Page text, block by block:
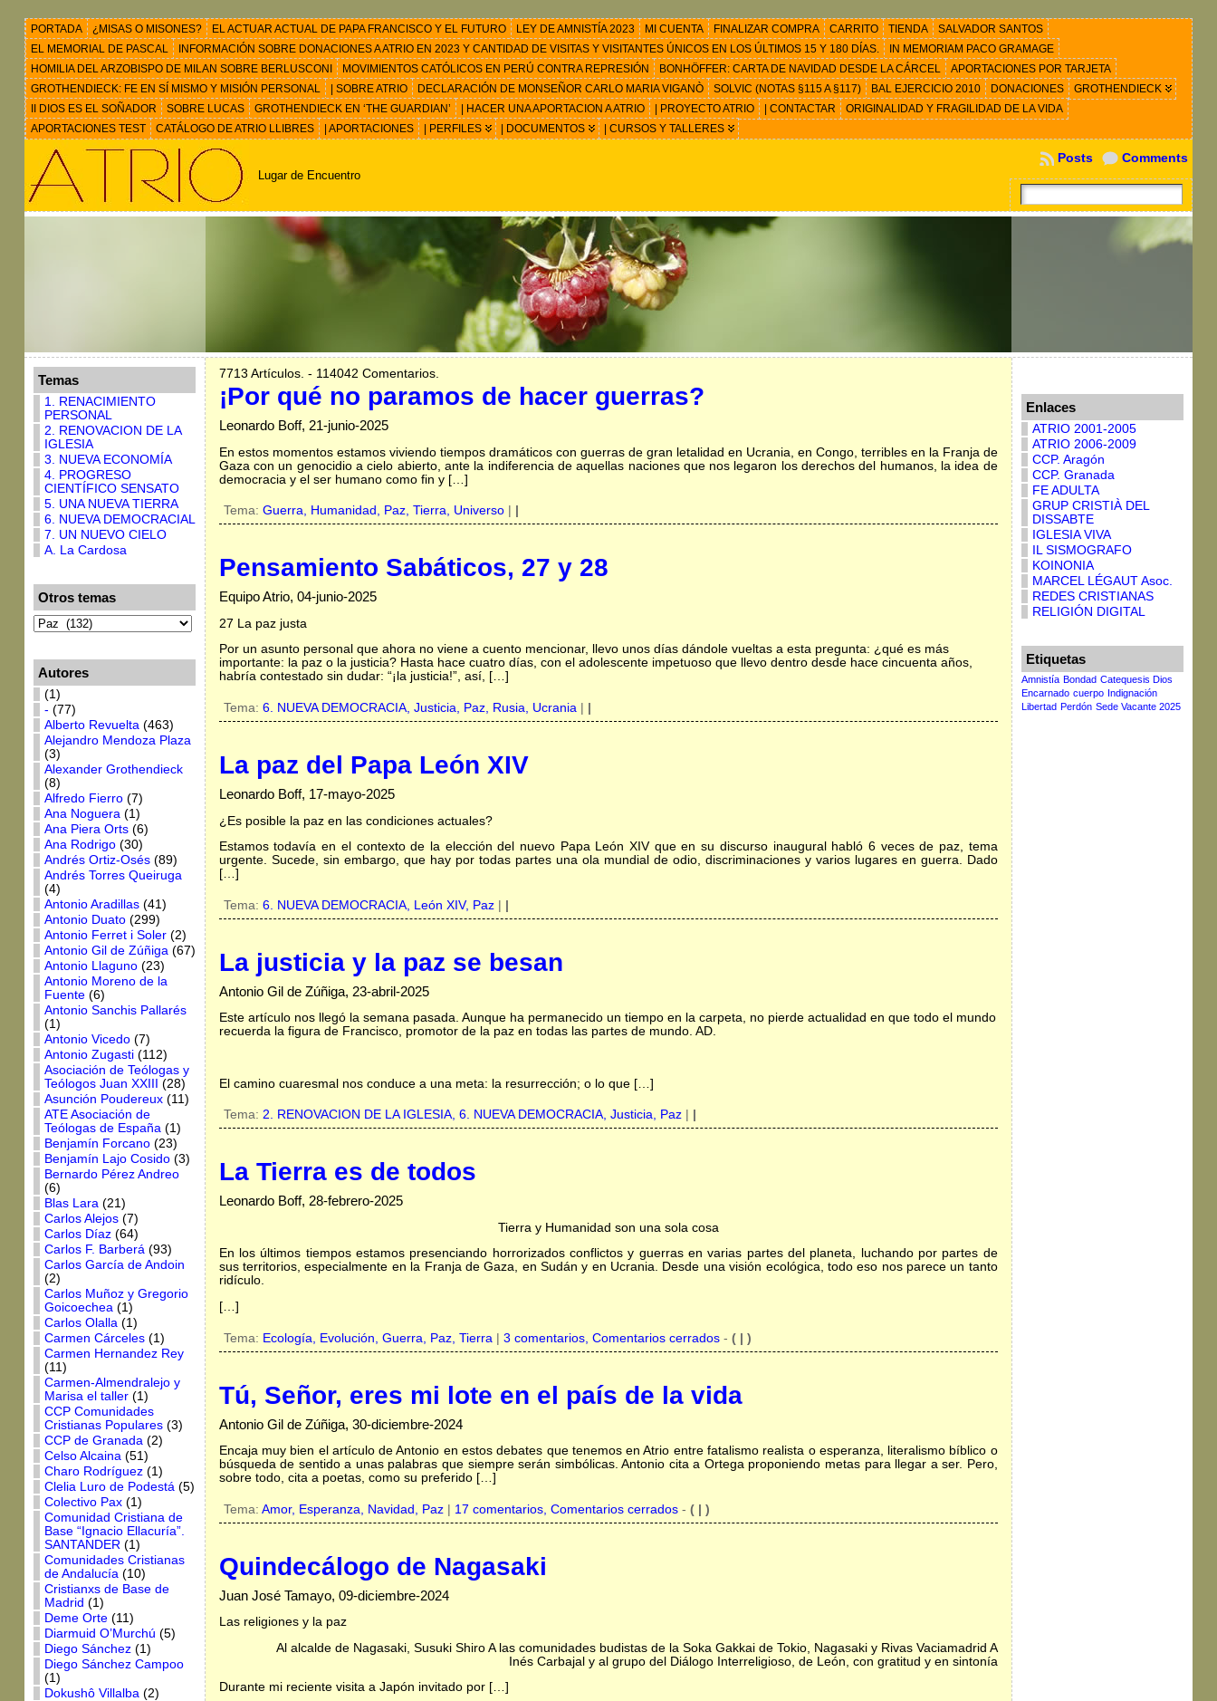
PORTADA ¿MISAS O MISONES? EL ACTUAR ACTUAL DE PAPA FRANCISCO Y EL FUTURO LEY DE AMNISTÍA 2023 MI CUENTA FINALIZAR COMPRA CARRITO TIENDA
SALVADOR SANTOS
EL MEMORIAL DE PASCAL
INFORMACIÓN SOBRE DONACIONES A ATRIO EN 2023 Y CANTIDAD DE VISITAS Y VISITANTES ÚNICOS EN LOS ÚLTIMOS 15 Y 180 DÍAS.
IN MEMORIAM PACO GRAMAGE
HOMILIA DEL ARZOBISPO DE MILAN SOBRE BERLUSCONI
MOVIMIENTOS CATÓLICOS EN PERÚ CONTRA REPRESIÓN BONHÖFFER: CARTA DE NAVIDAD DESDE LA CÁRCEL
APORTACIONES POR TARJETA
GROTHENDIECK: FE EN SÍ MISMO Y MISIÓN PERSONAL
| SOBRE ATRIO DECLARACIÓN DE MONSEÑOR CARLO MARIA VIGANÒ SOLVIC (NOTAS §115 A §117) BAL EJERCICIO 2010 DONACIONES
GROTHENDIECK
II DIOS ES EL SOÑADOR
SOBRE LUCAS GROTHENDIECK EN ‘THE GUARDIAN’ | HACER UNA APORTACION A ATRIO | PROYECTO ATRIO | CONTACTAR
ORIGINALIDAD Y FRAGILIDAD DE LA VIDA
APORTACIONES TEST
CATÁLOGO DE ATRIO LLIBRES | APORTACIONES | PERFILES | DOCUMENTOS | CURSOS Y TALLERES
Lugar de Encuentro
Comments
Posts
Temas
1. RENACIMIENTO
PERSONAL
2. RENOVACION DE LA
IGLESIA
3. NUEVA ECONOMÍA
4. PROGRESO
CIENTÍFICO SENSATO
5. UNA NUEVA TIERRA
6. NUEVA DEMOCRACIAL
7. UN NUEVO CIELO
A. La Cardosa
Otros temas
Autores
(1)
- (77)
Alberto Revuelta(463)
Alejandro Mendoza Plaza
(3)
Alexander Grothendieck
(8)
Alfredo Fierro(7)
Ana Noguera(1)
Ana Piera Orts(6)
Ana Rodrigo(30)
Andrés Ortiz-Osés(89)
Andrés Torres Queiruga
(4)
Antonio Aradillas(41)
Antonio Duato(299)
Antonio Ferret i Soler(2)
Antonio Gil de Zúñiga(67)
Antonio Llaguno(23)
Antonio Moreno de la
Fuente(6)
Antonio Sanchis Pallarés
(1)
Antonio Vicedo(7)
Antonio Zugasti(112)
Asociación de Teólogas y
Teólogos Juan XXIII
(28)
Asunción Poudereux(11)
ATE Asociación de
Teólogas de España(1)
Benjamín Forcano(23)
Benjamín Lajo Cosido(3)
Bernardo Pérez Andreo
(6)
Blas Lara(21)
Carlos Alejos(7)
Carlos Díaz(64)
Carlos F. Barberá(93)
Carlos García de Andoin
(2)
Carlos Muñoz y Gregorio
Goicoechea(1)
Carlos Olalla(1)
Carmen Cárceles(1)
Carmen Hernandez Rey
(11)
Carmen-Almendralejo y
Marisa el taller(1)
CCP Comunidades
Cristianas Populares(3)
CCP de Granada(2)
Celso Alcaina(51)
Charo Rodríguez(1)
Clelia Luro de Podestá(5)
Colectivo Pax(1)
Comunidad Cristiana de
Base “Ignacio Ellacuría”.
SANTANDER(1)
Comunidades Cristianas
de Andalucía(10)
Cristianxs de Base de
Madrid (1)
Deme Orte(11)
Diarmuid O’Murchú (5)
Diego Sánchez(1)
Diego Sánchez Campoo
(1)
Dokushô Villalba(2)
7713 Artículos. - 114042 Comentarios.
¡Por qué no paramos de hacer guerras?
Leonardo Boff, 21-junio-2025
En estos momentos estamos viviendo tiempos dramáticos con guerras de gran letalidad en Ucrania, en Congo, terribles en la Franja de
Gaza con un genocidio a cielo abierto, ante la indiferencia de aquellas naciones que nos legaron los derechos del humanos, la idea de
democracia y el ser humano como fin y […]
Tema: Guerra, Humanidad, Paz, Tierra, Universo|
Pensamiento Sabáticos, 27 y 28
Equipo Atrio, 04-junio-2025
27 La paz justa
Por un asunto personal que ahora no viene a cuento mencionar, llevo unos días dándole vueltas a esta pregunta: ¿qué es más
importante: la paz o la justicia? Hasta hace cuatro días, con el adolescente impetuoso que llevo dentro desde hace cincuenta años,
habría contestado sin dudar: “¡la justicia!”, así, […]
Tema: 6. NUEVA DEMOCRACIA, Justicia, Paz, Rusia, Ucrania
La paz del Papa León XIV
Leonardo Boff, 17-mayo-2025
¿Es posible la paz en las condiciones actuales?
Estamos todavía en el contexto de la elección del nuevo Papa León XIV que en su discurso inaugural habló 6 veces de paz, tema
urgente. Sucede, sin embargo, que hay por todas partes una ola mundial de odio, discriminaciones y varios lugares en guerra. Dado
[…]
Tema: 6. NUEVA DEMOCRACIA, León XIV, Paz|
La justicia y la paz se besan
Antonio Gil de Zúñiga, 23-abril-2025
Este artículo nos llegó la semana pasada. Aunque ha permanecido un tiempo en la carpeta, no pierde actualidad en que todo el mundo
recuerda la figura de Francisco, promotor de la paz en todas las partes de mundo. AD.
El camino cuaresmal nos conduce a una meta: la resurrección; o lo que […]
Tema: 2. RENOVACION DE LA IGLESIA, 6. NUEVA DEMOCRACIA, Justicia, Paz|
La Tierra es de todos
Leonardo Boff, 28-febrero-2025
Tierra y Humanidad son una sola cosa
En los últimos tiempos estamos presenciando horrorizados conflictos y guerras en varias partes del planeta, luchando por partes de
sus territorios, especialmente en la Franja de Gaza, en Sudán y en Ucrania. Desde una visión ecológica, todo eso nos parece un tanto
ridículo.
[…]
Tema: Ecología, Evolución, Guerra, Paz, Tierra | 3 comentarios, Comentarios cerrados- ( | )
Tú, Señor, eres mi lote en el país de la vida
Antonio Gil de Zúñiga, 30-diciembre-2024
Encaja muy bien el artículo de Antonio en estos debates que tenemos en Atrio entre fatalismo realista o esperanza, literalismo bíblico o
búsqueda de sentido a unas palabras que siempre serán simbólicas. Antonio cita a Ortega proponiendo metas para llegar a ser. Pero,
sobre todo, cita a poetas, como su preferido […]
Tema: Amor, Esperanza, Navidad, Paz| 17 comentarios, Comentarios cerrados- ( | )
Quindecálogo de Nagasaki
Juan José Tamayo, 09-diciembre-2024
Las religiones y la paz
Al alcalde de Nagasaki, Susuki Shiro A las comunidades budistas de la Soka Gakkai de Tokio, Nagasaki y Rivas Vaciamadrid A
Inés Carbajal y al grupo del Diálogo Interreligioso, de León, con gratitud y en sintonía
Durante mi reciente visita a Japón invitado por […]
Enlaces
ATRIO 2001-2005
ATRIO 2006-2009
CCP. Aragón
CCP. Granada
FE ADULTA
GRUP CRISTIÀ DEL
DISSABTE
IGLESIA VIVA
IL SISMOGRAFO
KOINONIA
MARCEL LÉGAUT Asoc.
REDES CRISTIANAS
RELIGIÓN DIGITAL
Etiquetas
Amnistía Bondad Catequesis Dios
Encarnado cuerpo Indignación
Libertad Perdón Sede Vacante 2025